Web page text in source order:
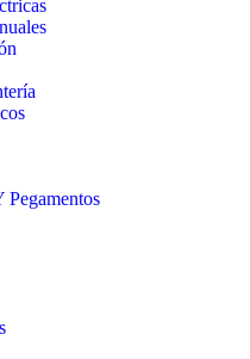
Pegamentos